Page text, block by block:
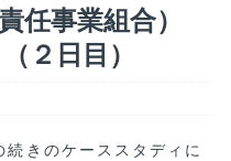
任事業組合）
２日目）
きのケーススタディに